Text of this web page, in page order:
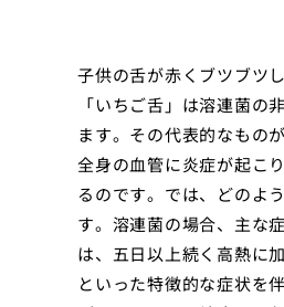
子供の舌が赤くブツブツ
「いちご舌」は溶連菌
ます。その代表的なもの
全身の血管に炎症が起こ
るのです。では、どのよ
す。溶連菌の場合、主な
は、五日以上続く高熱に
といった特徴的な症状を